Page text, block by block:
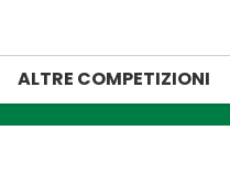
ALTRE COMPETIZIONI